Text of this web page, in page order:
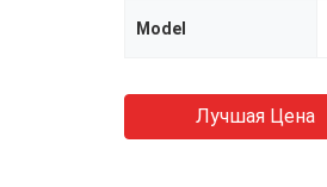
Model
Лучшая Цена